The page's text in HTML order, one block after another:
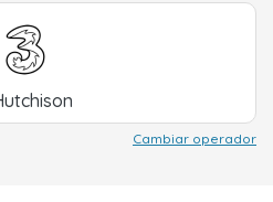
Cambiar operador